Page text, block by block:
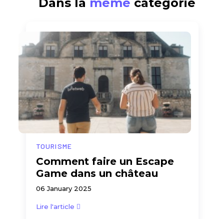
Dans la même catégorie
TOURISME
Comment faire un Escape
Game dans un château
06 January 2025
Lire l'article